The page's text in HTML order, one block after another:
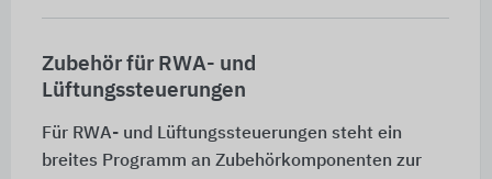
Zubehör für RWA- und
Lüftungssteuerungen
Für RWA- und Lüftungssteuerungen steht ein
breites Programm an Zubehörkomponenten zur